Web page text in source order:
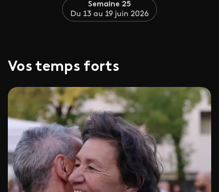
Semaine 25
Du 13 au 19 juin 2026
Vos temps forts